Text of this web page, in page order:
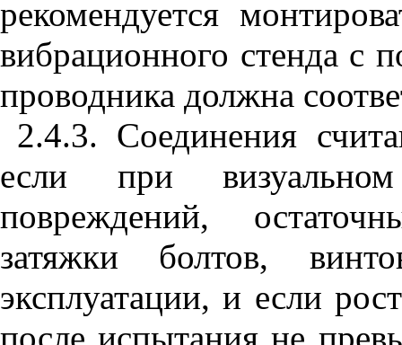
рекомендуется
вибрационного стенда с
проводника должна
2.4.3. Соединения
если при
повреждений,
затяжки болтов,
эксплуатации, и если